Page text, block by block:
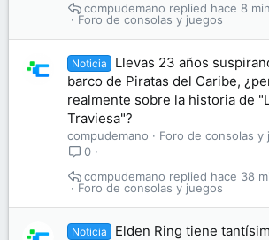
Foro de consolas y juegos
hace 8
compudemano
Noticia
Llevas 23 años
barco de Piratas del Caribe,
realmente sobre la historia de
Traviesa"?
compudemano
Foro de consolas y
0
Foro de consolas y juegos
hace 38
compudemano
Noticia
Elden Ring tiene